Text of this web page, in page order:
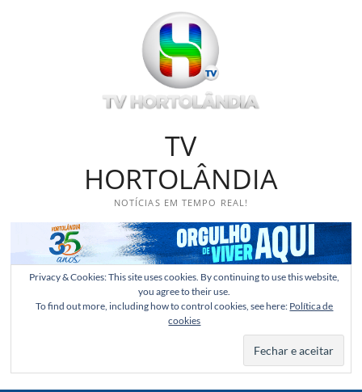
TV
HORTOLÂNDIA
NOTÍCIAS EM TEMPO REAL!
Privacy & Cookies: This site uses cookies. By continuing to use this website,
you agree to their use.
To find out more, including how to control cookies, see here: Política de
cookies